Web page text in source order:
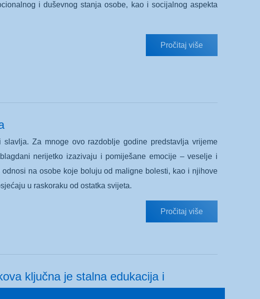
i duševnog stanja osobe, kao i socijalnog aspekta
Pročitaj više
Za mnoge ovo razdoblje godine predstavlja vrijeme
nerijetko izazivaju i pomiješane emocije – veselje i
na osobe koje boluju od maligne bolesti, kao i njihove
u raskoraku od ostatka svijeta.
Pročitaj više
ključna je stalna edukacija i